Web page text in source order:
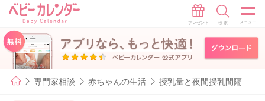
専門家相談 赤ちゃんの生活 授乳量と夜間授乳間隔